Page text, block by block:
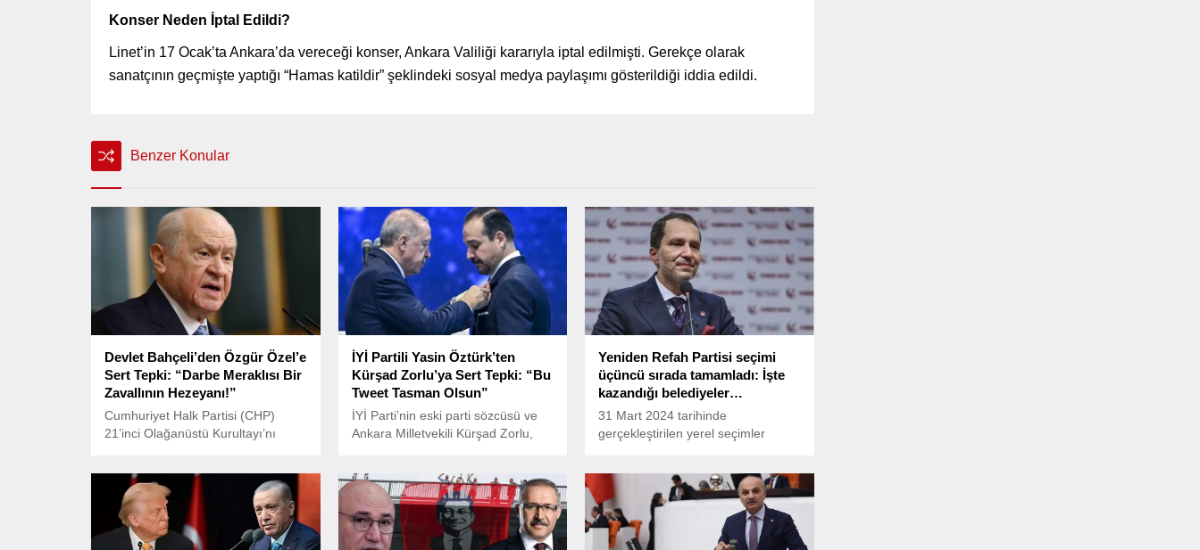
Konser Neden İptal Edildi?
Linet’in 17 Ocak’ta Ankara’da vereceği konser, Ankara Valiliği kararıyla iptal edilmişti. Gerekçe olarak
sanatçının geçmişte yaptığı “Hamas katildir” şeklindeki sosyal medya paylaşımı gösterildiği iddia edildi.
Benzer Konular
Devlet Bahçeli’den Özgür Özel’e
Sert Tepki: “Darbe Meraklısı Bir
Zavallının Hezeyanı!”
Cumhuriyet Halk Partisi (CHP)
21’inci Olağanüstü Kurultayı’nı
Özgür Özel’in, yaptığı konuşmada
“Türkiye’yi cunta yönetiyor”
şeklindeki ifadeleri büyük tepki
topladı.
İYİ Partili Yasin Öztürk’ten
Kürşad Zorlu’ya Sert Tepki: “Bu
Tweet Tasman Olsun”
İYİ Parti’nin eski parti sözcüsü ve
Ankara Milletvekili Kürşad Zorlu,
eleştirilere hedef oldu.
Yeniden Refah Partisi seçimi
üçüncü sırada tamamladı: İşte
kazandığı belediyeler…
31 Mart 2024 tarihinde
gerçekleştirilen yerel seçimler
Partisi'nin (YRP) oy oranı ve kaç
belediye başkanlığı kazandığı belli
oldu.